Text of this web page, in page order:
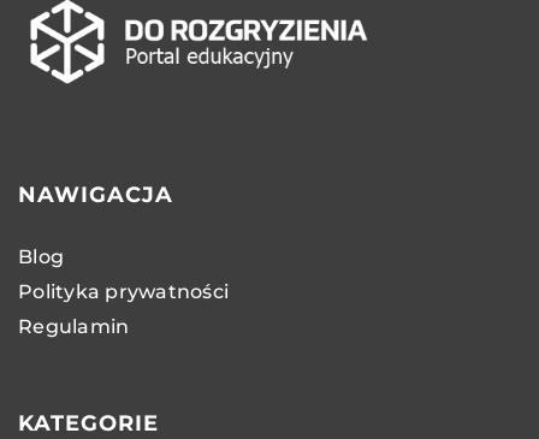
NAWIGACJA
Blog
Polityka prywatności
Regulamin
KATEGORIE